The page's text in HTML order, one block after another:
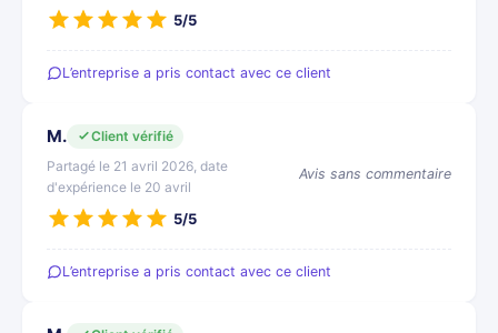
5/5
L’entreprise a pris contact avec ce client
M.
Client vérifié
Partagé le 21 avril 2026, date
d'expérience le 20 avril
Avis sans commentaire
5/5
L’entreprise a pris contact avec ce client